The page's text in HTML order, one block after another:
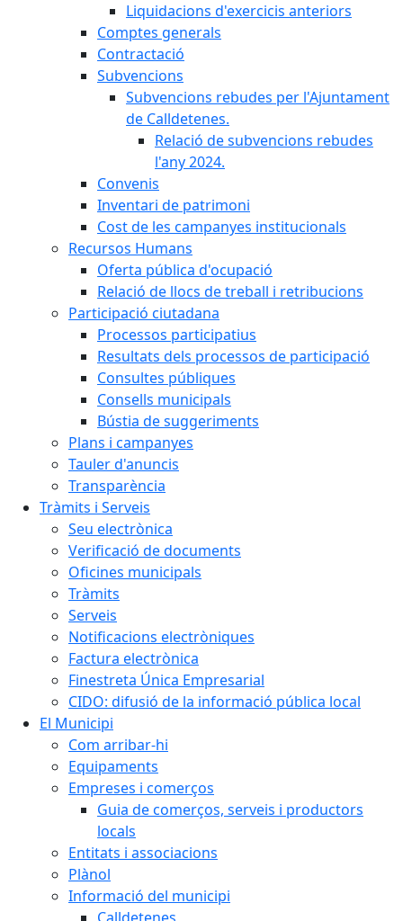
Liquidacions d'exercicis anteriors
Comptes generals
Contractació
Subvencions
Subvencions rebudes per l'Ajuntament
de Calldetenes.
Relació de subvencions rebudes
l'any 2024.
Convenis
Inventari de patrimoni
Cost de les campanyes institucionals
Recursos Humans
Oferta pública d'ocupació
Relació de llocs de treball i retribucions
Participació ciutadana
Processos participatius
Resultats dels processos de participació
Consultes públiques
Consells municipals
Bústia de suggeriments
Plans i campanyes
Tauler d'anuncis
Transparència
Tràmits i Serveis
Seu electrònica
Verificació de documents
Oficines municipals
Tràmits
Serveis
Notificacions electròniques
Factura electrònica
Finestreta Única Empresarial
CIDO: difusió de la informació pública local
El Municipi
Com arribar-hi
Equipaments
Empreses i comerços
Guia de comerços, serveis i productors
locals
Entitats i associacions
Plànol
Informació del municipi